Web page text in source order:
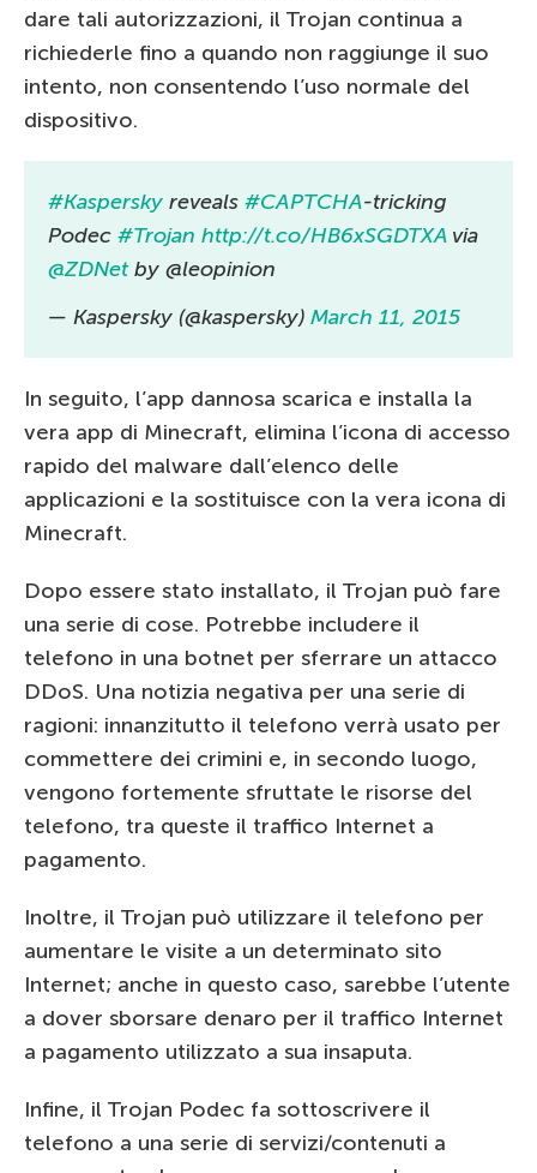
dare tali autorizzazioni, il Trojan continua a
richiederle fino a quando non raggiunge il suo
intento, non consentendo l’uso normale del
dispositivo.
#Kaspersky reveals #CAPTCHA-tricking
Podec #Trojan http://t.co/HB6xSGDTXA via
@ZDNetby @leopinion
— Kaspersky (@kaspersky) March 11, 2015
In seguito, l’app dannosa scarica e installa la
vera app di Minecraft, elimina l’icona di accesso
rapido del malware dall’elenco delle
applicazioni e la sostituisce con la vera icona di
Minecraft.
Dopo essere stato installato, il Trojan può fare
una serie di cose. Potrebbe includere il
telefono in una botnet per sferrare un attacco
DDoS. Una notizia negativa per una serie di
ragioni: innanzitutto il telefono verrà usato per
commettere dei crimini e, in secondo luogo,
vengono fortemente sfruttate le risorse del
telefono, tra queste il traffico Internet a
pagamento.
Inoltre, il Trojan può utilizzare il telefono per
aumentare le visite a un determinato sito
Internet; anche in questo caso, sarebbe l’utente
a dover sborsare denaro per il traffico Internet
a pagamento utilizzato a sua insaputa.
Infine, il Trojan Podec fa sottoscrivere il
telefono a una serie di servizi/contenuti a